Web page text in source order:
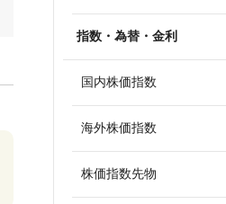
指数・為替・金利
国内株価指数
海外株価指数
株価指数先物